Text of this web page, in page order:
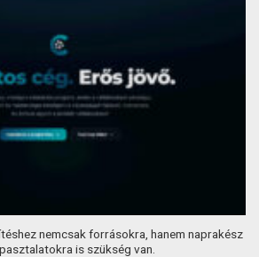
nemcsak forrásokra, hanem naprakész
is szükség van.